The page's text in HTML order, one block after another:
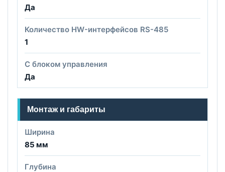
Да
Количество HW-интерфейсов RS-485
1
С блоком управления
Да
Монтаж и габариты
Ширина
85 мм
Глубина